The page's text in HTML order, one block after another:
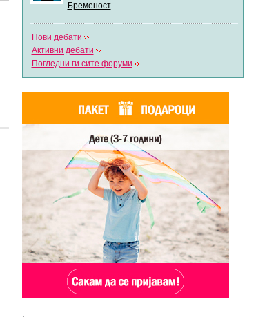
Бременост
Нови дебати
Активни дебати
Погледни ги сите форуми